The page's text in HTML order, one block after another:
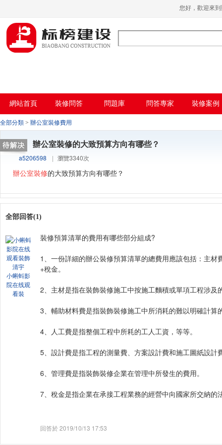
小蝌蚪影院在线观看,小蝌蚪影院污片,小蝌
蚪短视频APP,蝌蚪窉成人精品视频
您好，歡迎
網站首頁 裝修問答 問題庫 問答專家 裝修案例
全部分類 > 辦公室裝修費用
辦公室裝修的大致預算方向有哪些？
a5206598
| 瀏覽3340次
辦公室裝修的大致預算方向有哪些？
全部回答(1)
小蝌蚪影
院在线观
看裝
裝修預算清單的費用有哪些部分組成?
1、一份詳細的辦公裝修預算清單的總費用應該包括：
+稅金。
2、主材是指在裝飾裝修施工中按施工麵積或單項工程涉及的
3、輔助材料費是指裝飾裝修施工中所消耗的難以明確計算的
4、人工費是指整個工程中所耗的工人工資，等等。
5、設計費是指工程的測量費、方案設計費和施工圖紙設計費
6、管理費是指裝飾裝修企業在管理中所發生的費用。
7、稅金是指企業在承接工程業務的經營中向國家所交納的法定
回答於 2019/10/13 17:53